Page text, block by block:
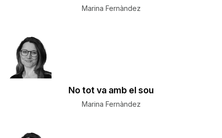
Marina Fernàndez
No tot va amb el sou
Marina Fernàndez